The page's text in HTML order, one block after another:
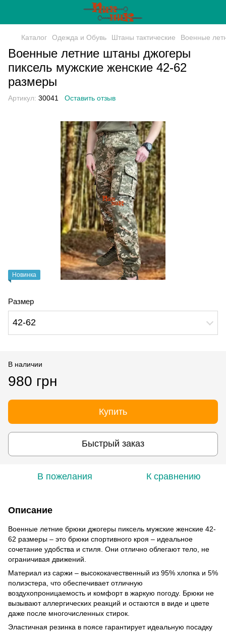
Каталог Одежда и Обувь Штаны тактические Военные
Военные летние штаны джогеры
пиксель мужские женские 42-62
размеры
Артикул: 30041 Оставить отзыв
Новинка
Размер
42-62
В наличии
980 грн
Купить
Быстрый заказ
В пожелания К сравнению
Описание
Военные летние брюки джогеры пиксель мужские женские 42-
62 размеры – это брюки спортивного кроя – идеальное
сочетание удобства и стиля. Они отлично облегают тело, не
ограничивая движений.
Материал из саржи – высококачественный из 95% хлопка и 5%
полиэстера, что обеспечивает отличную
воздухопроницаемость и комфорт в жаркую погоду. Брюки не
вызывают аллергических реакций и остаются в виде и цвете
даже после многочисленных стирок.
Эластичная резинка в поясе гарантирует идеальную посадку